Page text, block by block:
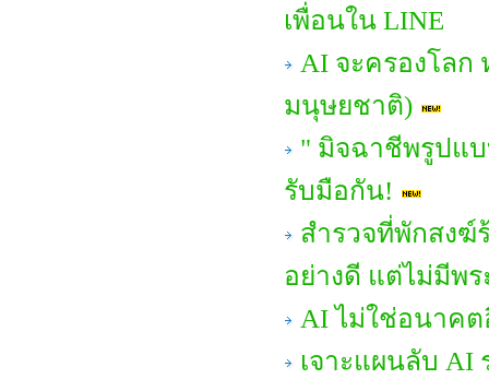
เพื่อนใน LINE
AI จะครองโลก
มนุษยชาติ)
" มิจฉาชีพรูปแ
รับมือกัน!
สำรวจที่พักสงฆ์
อย่างดี แต่ไม่มีพร
AI ไม่ใช่อนาค
เจาะแผนลับ AI